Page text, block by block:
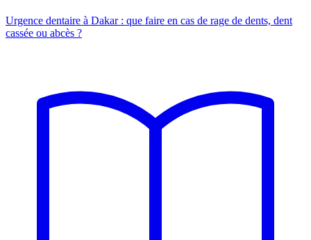
Urgence dentaire à Dakar : que faire en cas de rage de dents, dent
cassée ou abcès ?